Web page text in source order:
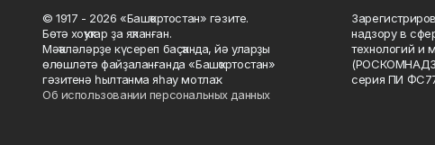
© 1917 - 2026 «Башҡортостан» гәзите.
Бөтә хоҡуҡтар ҙа яҡланған.
Мәҡәләләрҙе күсереп баҫҡанда, йә уларҙы
өлөшләтә файҙаланғанда «Башҡортостан»
гәзитенә һылтанма яһау мотлаҡ.
Об использовании персональных данных
надзору в
технологий и
серия ПИ